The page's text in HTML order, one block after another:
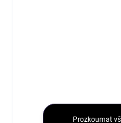
Prozkoumat